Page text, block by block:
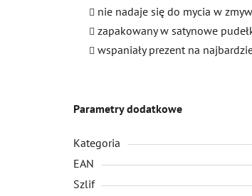
nie nadaje się do mycia w
zapakowany w satynowe
wspaniały prezent na
Parametry dodatkowe
Kategoria
EAN
Szlif